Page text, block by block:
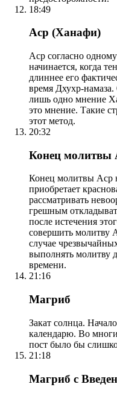
18:49
Аср (Ханафи)
Аср согласно
начинается, когда
длиннее его
время Дхухр-намаза.
лишь одно мнение
это мнение. Такие
этот метод.
20:32
Конец молитвы
Конец молитвы Аср
приобретает
рассматривать
грешным
после истечения
совершить молитву
случае
выполнять молитву
времени.
21:16
Магриб
Закат солнца.
календарю. Во
пост было бы
21:18
Магриб с